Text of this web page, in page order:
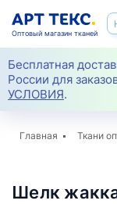
Бесплатная
России для
УСЛОВИЯ.
Оптовый магазин тканей
Главная Ткани
Шелк